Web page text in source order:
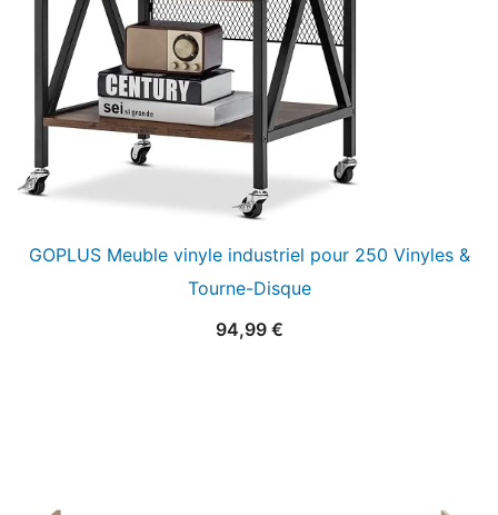
GOPLUS Meuble vinyle industriel pour 250 Vinyles &
Tourne-Disque
94,99 €